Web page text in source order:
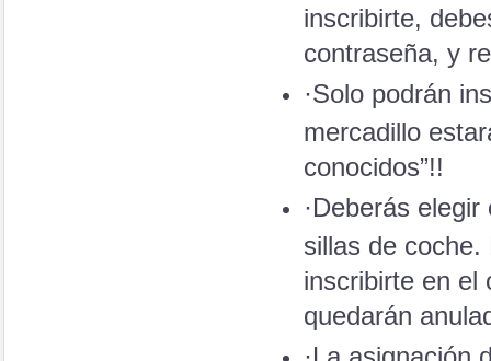
inscribirte,
contraseña, y
·Solo podrán
mercadillo
conocidos”!!
·Deberás
sillas de coche.
inscribirte en el
quedarán